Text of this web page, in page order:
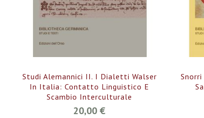
Studi Alemannici II. I Dialetti Walser
In Italia: Contatto Linguistico E
Scambio Interculturale
20,00 €